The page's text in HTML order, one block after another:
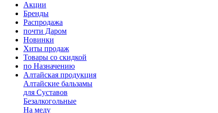
Акции
Бренды
Распродажа
почти Даром
Новинки
Хиты продаж
Товары со скидкой
по Назначению
Алтайская продукция
Алтайские бальзамы
для Суставов
Безалкогольные
На меду